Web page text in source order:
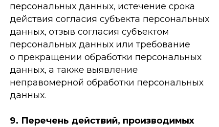
персональных данных, истечение срока
действия согласия субъекта персональных
данных, отзыв согласия субъектом
персональных данных или требование
о прекращении обработки персональных
данных, а также выявление
неправомерной обработки персональных
данных.
9. Перечень действий, производимых